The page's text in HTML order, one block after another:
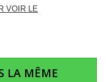
VOIR LE
LA MÊME